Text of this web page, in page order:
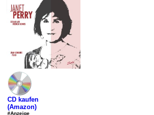
CD kaufen
(Amazon)
#Anzeige